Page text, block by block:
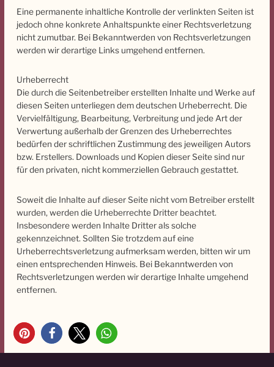
Eine permanente inhaltliche Kontrolle der verlinkten Seiten ist
jedoch ohne konkrete Anhaltspunkte einer Rechtsverletzung
nicht zumutbar. Bei Bekanntwerden von Rechtsverletzungen
werden wir derartige Links umgehend entfernen.
Urheberrecht
Die durch die Seitenbetreiber erstellten Inhalte und Werke auf
diesen Seiten unterliegen dem deutschen Urheberrecht. Die
Vervielfältigung, Bearbeitung, Verbreitung und jede Art der
Verwertung außerhalb der Grenzen des Urheberrechtes
bedürfen der schriftlichen Zustimmung des jeweiligen Autors
bzw. Erstellers. Downloads und Kopien dieser Seite sind nur
für den privaten, nicht kommerziellen Gebrauch gestattet.
Soweit die Inhalte auf dieser Seite nicht vom Betreiber erstellt
wurden, werden die Urheberrechte Dritter beachtet.
Insbesondere werden Inhalte Dritter als solche
gekennzeichnet. Sollten Sie trotzdem auf eine
Urheberrechtsverletzung aufmerksam werden, bitten wir um
einen entsprechenden Hinweis. Bei Bekanntwerden von
Rechtsverletzungen werden wir derartige Inhalte umgehend
entfernen.